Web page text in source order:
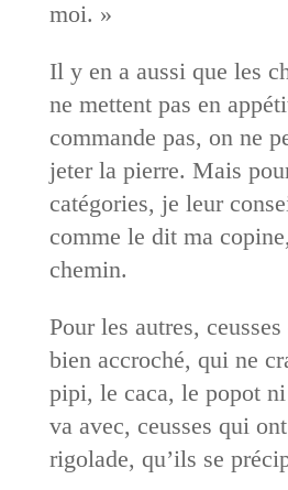
moi. »
Il y en a aussi que les
ne mettent pas en
commande pas, on ne
jeter la pierre. Mais
catégories, je leur
comme le dit ma
chemin.
Pour les autres,
bien accroché, qui ne
pipi, le caca, le popot
va avec, ceusses qui
rigolade, qu’ils se